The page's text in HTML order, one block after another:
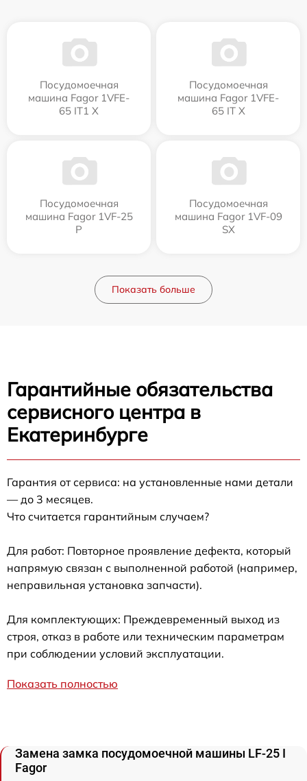
Посудомоечная
машина Fagor 1VFE-
65 IT1 X
Посудомоечная
машина Fagor 1VFE-
65 IT X
Посудомоечная
машина Fagor 1VF-25
P
Посудомоечная
машина Fagor 1VF-09
SX
Показать больше
Гарантийные обязательства
сервисного центра в
Екатеринбурге
Гарантия от сервиса: на установленные нами детали
— до 3 месяцев.
Что считается гарантийным случаем?
Для работ: Повторное проявление дефекта, который
напрямую связан с выполненной работой (например,
неправильная установка запчасти).
Для комплектующих: Преждевременный выход из
строя, отказ в работе или техническим параметрам
при соблюдении условий эксплуатации.
Показать полностью
Замена замка посудомоечной машины LF-25 I
Fagor